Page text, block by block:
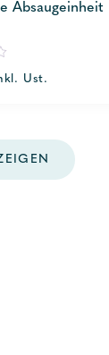
Absaugeinheit
Ust.